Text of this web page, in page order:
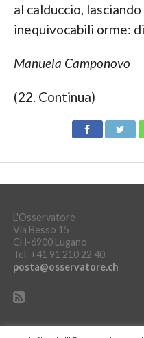
al calduccio,
inequivocabili orme:
Manuela Camponovo
(22. Continua)
L'Osservatore
Via Besso 15
CH-6900 Lugano
Tel. +41 91 210 22 40
posta@osservatore.ch